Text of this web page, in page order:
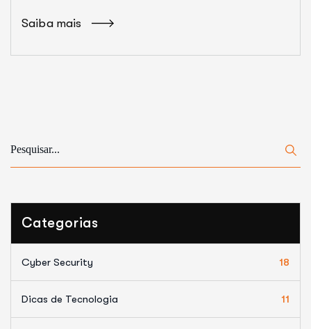
Saiba mais
Categorias
Cyber Security 18
Dicas de Tecnologia 11